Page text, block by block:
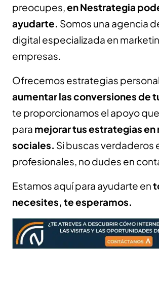
preocupes, en Nestrategia
ayudarte. Somos una agencia
digital especializada en
empresas.
Ofrecemos estrategias
aumentar las conversiones de
te proporcionamos el apoyo
para mejorar tus estrategias en
sociales. Si buscas verdaderos
profesionales, no dudes en
Estamos aquí para ayudarte en
necesites, te esperamos.